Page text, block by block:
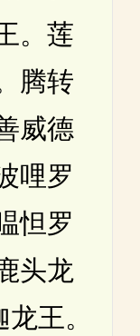
。莲
腾转
威德
哩罗
怛罗
头龙
王。